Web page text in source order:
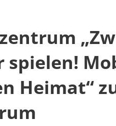
spielen!
Heimat“